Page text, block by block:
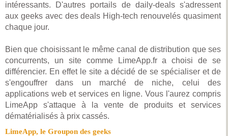
intéressants. D'autres portails de daily-deals s'adressent
aux geeks avec des deals High-tech renouvelés quasiment
chaque jour.
Bien que choisissant le même canal de distribution que ses
concurrents, un site comme LimeApp.fr a choisi de se
différencier. En effet le site a décidé de se spécialiser et de
s'engouffrer dans un marché de niche, celui des
applications web et services en ligne. Vous l'aurez compris
LimeApp s'attaque à la vente de produits et services
dématérialisés à prix cassés.
LimeApp, le Groupon des geeks